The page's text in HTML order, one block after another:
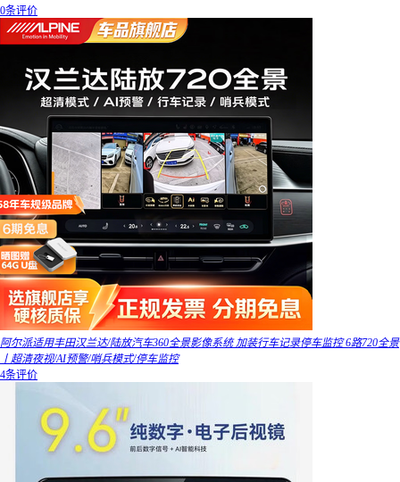
0条评价
阿尔派适用丰田汉兰达/陆放汽车360全景影像系统 加装行车记录停车监控 6路720全景
丨超清夜视/AI预警/哨兵模式/停车监控
4条评价